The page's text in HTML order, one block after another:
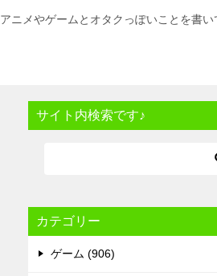
アニメやゲームとオタクっぽいことを書い
サイト内検索です♪
カテゴリー
ゲーム (906)